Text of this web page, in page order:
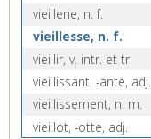
vieillerie, n. f.
vieillesse, n. f.
vieillir, v. intr. et tr.
vieillissant, -ante, adj.
vieillissement, n. m.
vieillot, -otte, adj.